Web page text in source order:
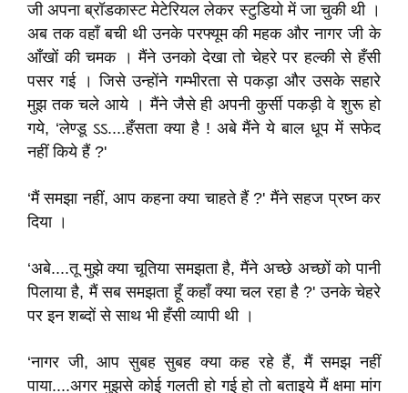
जी अपना ब्रॉडकास्ट मेटेरियल लेकर स्टुडियो में जा चुकी थी ।
अब तक वहाँ बची थी उनके परफ्यूम की महक और नागर जी के
आँखों की चमक । मैंने उनको देखा तो चेहरे पर हल्की से हँसी
पसर गई । जिसे उन्होंने गम्भीरता से पकड़ा और उसके सहारे
मुझ तक चले आये । मैंने जैसे ही अपनी कुर्सी पकड़ी वे शुरू हो
गये, ‘लेण्डू ऽऽ....हँसता क्या है ! अबे मैंने ये बाल धूप में सफेद
नहीं किये हैं ?'
‘मैं समझा नहीं, आप कहना क्या चाहते हैं ?' मैंने सहज प्रष्न कर
दिया ।
‘अबे....तू मुझे क्या चूतिया समझता है, मैंने अच्छे अच्छों को पानी
पिलाया है, मैं सब समझता हूँ कहाँ क्या चल रहा है ?' उनके चेहरे
पर इन शब्दों से साथ भी हँसी व्यापी थी ।
‘नागर जी, आप सुबह सुबह क्या कह रहे हैं, मैं समझ नहीं
पाया....अगर मुझसे कोई गलती हो गई हो तो बताइये मैं क्षमा मांग